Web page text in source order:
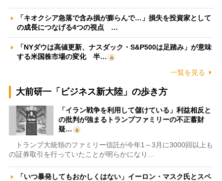
「キオクシア急落で含み損が膨らんで…」損失を投資家として
の成長につなげる4つの視点 …
「NYダウは高値更新、ナスダック・S&P500は足踏み」が意味
する米国株市場の変化 半…
一覧を見る
大前研一「ビジネス新大陸」の歩き方
「イラン戦争を利用して儲けている」利益相反と
の批判が強まるトランプファミリーの不正蓄財
疑…
トランプ大統領のファミリー信託が今年1～3月に3000回以上も
の証券取引を行っていたことが明らかになり…
「いつ暴発してもおかしくはない」イーロン・マスク氏とスペ